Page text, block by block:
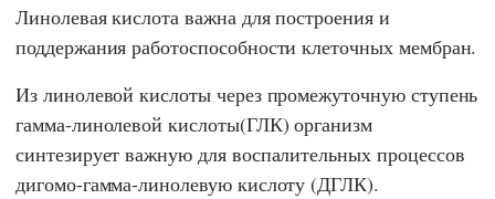
Линолевая кислота важна для построения и
поддержания работоспособности клеточных мембран.
Из линолевой кислоты через промежуточную ступень
гамма-линолевой кислоты(ГЛК) организм
синтезирует важную для воспалительных процессов
дигомо-гамма-линолевую кислоту (ДГЛК).